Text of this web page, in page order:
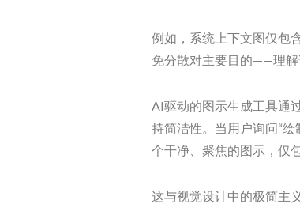
例如，系统上下文图仅包
免分散对主要目的——理
AI驱动的图示生成工具通
持简洁性。当用户询问“绘
个干净、聚焦的图示，仅
这与视觉设计中的极简主